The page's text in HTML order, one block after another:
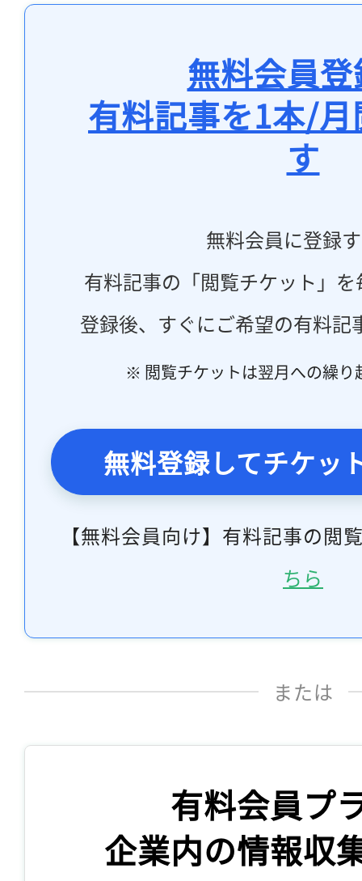
無料会員
有料記事を1本/
す
無料会員に登録
有料記事の「閲覧チケット」
登録後、すぐにご希望の有料記
※ 閲覧チケットは翌月への繰り
無料登録してチケッ
【無料会員向け】有料記事の閲
ちら
または
有料会員プ
企業内の情報収